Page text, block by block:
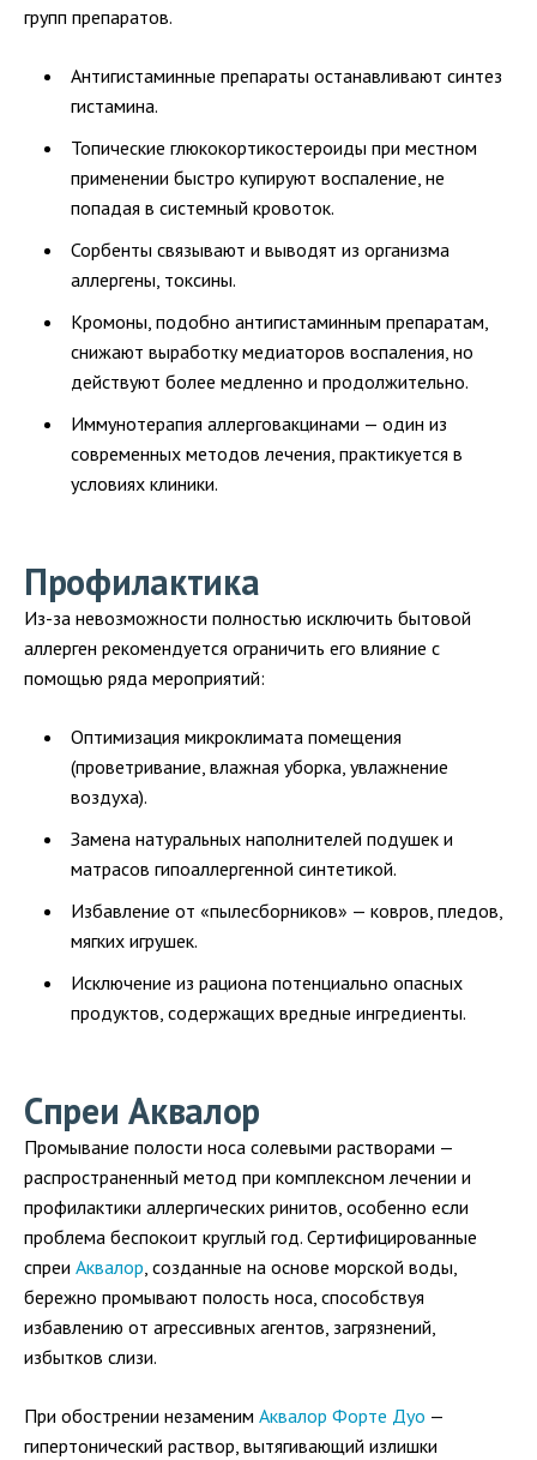
групп препаратов.
Антигистаминные препараты останавливают синтез
гистамина.
Топические глюкокортикостероиды при местном
применении быстро купируют воспаление, не
попадая в системный кровоток.
Сорбенты связывают и выводят из организма
аллергены, токсины.
Кромоны, подобно антигистаминным препаратам,
снижают выработку медиаторов воспаления, но
действуют более медленно и продолжительно.
Иммунотерапия аллерговакцинами — один из
современных методов лечения, практикуется в
условиях клиники.
Профилактика
Из-за невозможности полностью исключить бытовой
аллерген рекомендуется ограничить его влияние с
помощью ряда мероприятий:
Оптимизация микроклимата помещения
(проветривание, влажная уборка, увлажнение
воздуха).
Замена натуральных наполнителей подушек и
матрасов гипоаллергенной синтетикой.
Избавление от «пылесборников» — ковров, пледов,
мягких игрушек.
Исключение из рациона потенциально опасных
продуктов, содержащих вредные ингредиенты.
Спреи Аквалор
Промывание полости носа солевыми растворами —
распространенный метод при комплексном лечении и
профилактики аллергических ринитов, особенно если
проблема беспокоит круглый год. Сертифицированные
спреи Аквалор , созданные на основе морской воды,
бережно промывают полость носа, способствуя
избавлению от агрессивных агентов, загрязнений,
избытков слизи.
При обострении незаменим Аквалор Форте Дуо —
гипертонический раствор, вытягивающий излишки